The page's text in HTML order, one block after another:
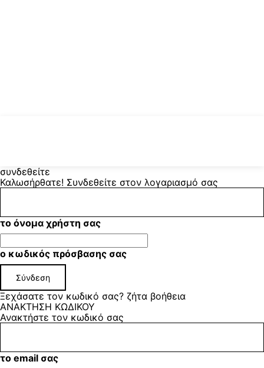
συνδεθείτε
Καλωσήρθατε! Συνδεθείτε στον λογαριασμό σας
το όνομα χρήστη σας
ο κωδικός πρόσβασης σας
Ξεχάσατε τον κωδικό σας? ζήτα βοήθεια
ΑΝΑΚΤΗΣΗ ΚΩΔΙΚΟΥ
Ανακτήστε τον κωδικό σας
το email σας